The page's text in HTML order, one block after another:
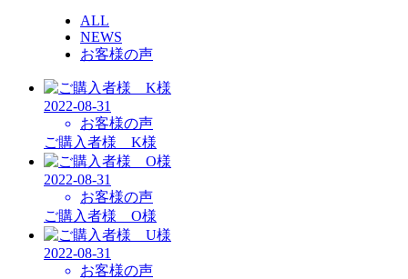
ALL
NEWS
お客様の声
2022-08-31
お客様の声
ご購入者様 K様
2022-08-31
お客様の声
ご購入者様 O様
2022-08-31
お客様の声